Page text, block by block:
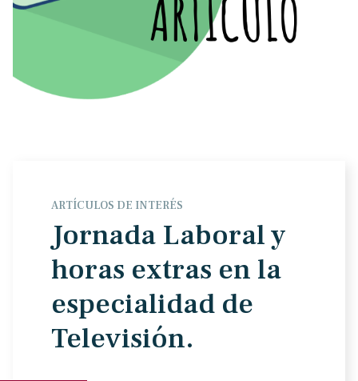
ARTÍCULOS DE INTERÉS
Jornada Laboral y
horas extras en la
especialidad de
Televisión.